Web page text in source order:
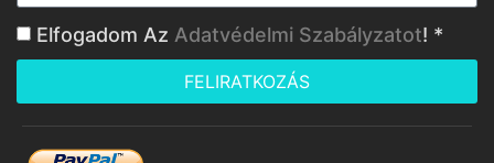
Elfogadom Az Adatvédelmi Szabályzatot! *
FELIRATKOZÁS